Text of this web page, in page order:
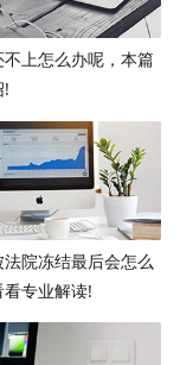
不上怎么办呢，本篇
!
院冻结最后会怎么
专业解读!